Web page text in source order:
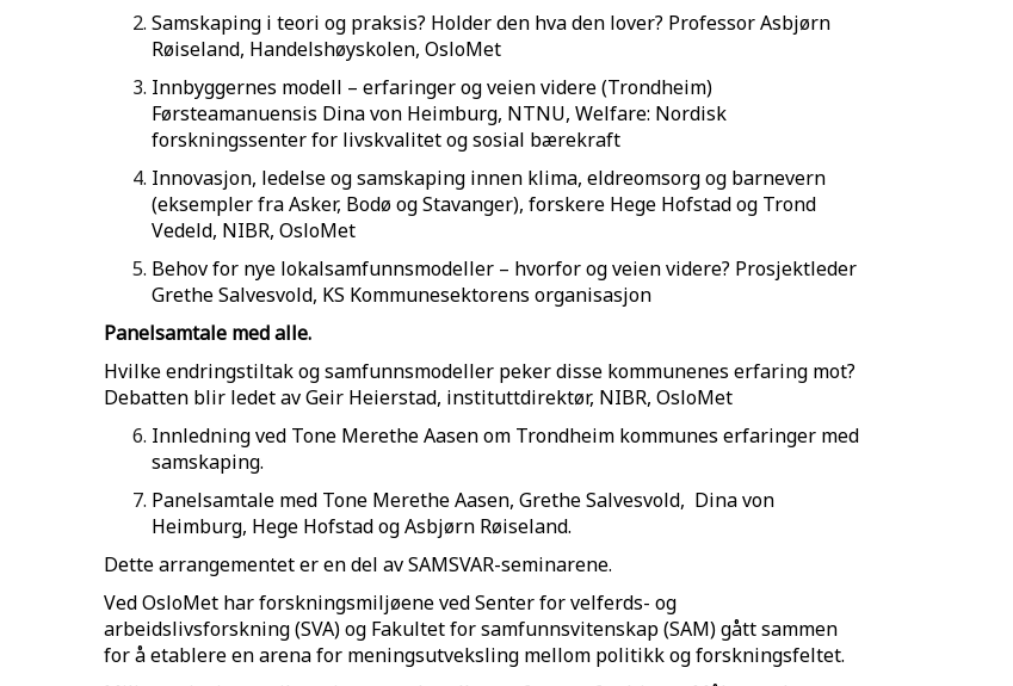
Samskaping i teori og praksis? Holder den hva den lover? Professor Asbjørn
Røiseland, Handelshøyskolen, OsloMet
Innbyggernes modell – erfaringer og veien videre (Trondheim)
Førsteamanuensis Dina von Heimburg, NTNU, Welfare: Nordisk
forskningssenter for livskvalitet og sosial bærekraft
Innovasjon, ledelse og samskaping innen klima, eldreomsorg og barnevern
(eksempler fra Asker, Bodø og Stavanger), forskere Hege Hofstad og Trond
Vedeld, NIBR, OsloMet
Behov for nye lokalsamfunnsmodeller – hvorfor og veien videre? Prosjektleder
Grethe Salvesvold, KS Kommunesektorens organisasjon
Panelsamtale med alle.
Hvilke endringstiltak og samfunnsmodeller peker disse kommunenes erfaring mot?
Debatten blir ledet av Geir Heierstad, instituttdirektør, NIBR, OsloMet
Innledning ved Tone Merethe Aasen om Trondheim kommunes erfaringer med
samskaping.
Panelsamtale med Tone Merethe Aasen, Grethe Salvesvold, Dina von
Heimburg, Hege Hofstad og Asbjørn Røiseland.
Dette arrangementet er en del av SAMSVAR-seminarene.
Ved OsloMet har forskningsmiljøene ved Senter for velferds- og
arbeidslivsforskning (SVA) og Fakultet for samfunnsvitenskap (SAM) gått sammen
for å etablere en arena for meningsutveksling mellom politikk og forskningsfeltet.